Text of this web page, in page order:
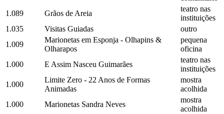
1.089
Grãos de Areia
teatro nas
instituições
1.035
Visitas Guiadas
outro
1.009
Marionetas em Esponja - Olhapins &
Olharapos
pequena
oficina
1.000
E Assim Nasceu Guimarães
teatro nas
instituições
1.000
Limite Zero - 22 Anos de Formas
Animadas
mostra
acolhida
1.000
Marionetas Sandra Neves
mostra
acolhida